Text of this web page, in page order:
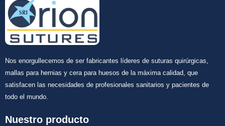
Nombre *
Nos enorgullecemos de ser fabricantes líderes de suturas quirúrgicas,
mallas para hernias y cera para huesos de la máxima calidad, que
satisfacen las necesidades de profesionales sanitarios y pacientes de
todo el mundo.
Nuestro producto